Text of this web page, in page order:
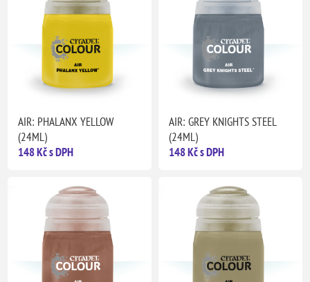
AIR: PHALANX YELLOW
(24ML)
148 Kč s DPH
AIR: GREY KNIGHTS STEEL
(24ML)
148 Kč s DPH